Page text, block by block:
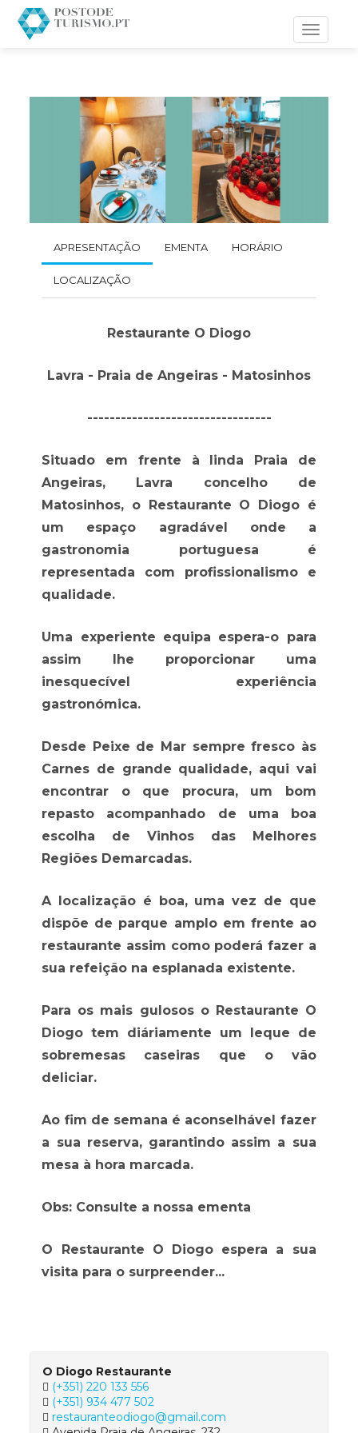
Toggle
APRESENTAÇÃO EMENTA HORÁRIO
LOCALIZAÇÃO
Restaurante O Diogo
Lavra - Praia de Angeiras - Matosinhos
---------------------------------
Situado em frente à linda Praia de
Angeiras, Lavra concelho de
Matosinhos, o Restaurante O Diogo é
um espaço agradável onde a
gastronomia portuguesa é
representada com profissionalismo e
qualidade.
Uma experiente equipa espera-o para
assim lhe proporcionar uma
inesquecível experiência
gastronómica.
Desde Peixe de Mar sempre fresco às
Carnes de grande qualidade, aqui vai
encontrar o que procura, um bom
repasto acompanhado de uma boa
escolha de Vinhos das Melhores
Regiões Demarcadas.
A localização é boa, uma vez de que
dispõe de parque amplo em frente ao
restaurante assim como poderá fazer a
sua refeição na esplanada existente.
Para os mais gulosos o Restaurante O
Diogo tem diáriamente um leque de
sobremesas caseiras que o vão
deliciar.
Ao fim de semana é aconselhável fazer
a sua reserva, garantindo assim a sua
mesa à hora marcada.
Obs: Consulte a nossa ementa
O Restaurante O Diogo espera a sua
visita para o surpreender...
O Diogo Restaurante
(+351) 220 133 556
(+351) 934 477 502
restauranteodiogo@gmail.com